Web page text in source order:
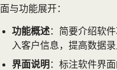
面与功能展开：
功能概述：简要介绍软
入客户信息，提高数据录
界面说明 ：标注软件界